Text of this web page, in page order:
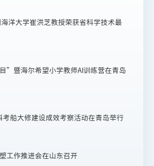
洋大学崔洪芝教授荣获省科学技术最
”暨海尔希望小学教师AI训练营在青岛
船大修建设成效考察活动在青岛举行
工作推进会在山东召开